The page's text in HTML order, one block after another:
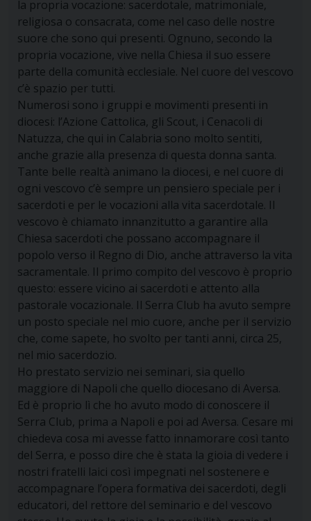
la propria vocazione: sacerdotale, matrimoniale,
religiosa o consacrata, come nel caso delle nostre
suore che sono qui presenti. Ognuno, secondo la
propria vocazione, vive nella Chiesa il suo essere
parte della comunità ecclesiale. Nel cuore del vescovo
c’è spazio per tutti.
Numerosi sono i gruppi e movimenti presenti in
diocesi: l’Azione Cattolica, gli Scout, i Cenacoli di
Natuzza, che qui in Calabria sono molto sentiti,
anche grazie alla presenza di questa donna santa.
Tante belle realtà animano la diocesi, e nel cuore di
ogni vescovo c’è sempre un pensiero speciale per i
sacerdoti e per le vocazioni alla vita sacerdotale. Il
vescovo è chiamato innanzitutto a garantire alla
Chiesa sacerdoti che possano accompagnare il
popolo verso il Regno di Dio, anche attraverso la vita
sacramentale. Il primo compito del vescovo è proprio
questo: essere vicino ai sacerdoti e attento alla
pastorale vocazionale. Il Serra Club ha avuto sempre
un posto speciale nel mio cuore, anche per il servizio
che, come sapete, ho svolto per tanti anni, circa 25,
nel mio sacerdozio.
Ho prestato servizio nei seminari, sia quello
maggiore di Napoli che quello diocesano di Aversa.
Ed è proprio lì che ho avuto modo di conoscere il
Serra Club, prima a Napoli e poi ad Aversa. Cesare mi
chiedeva cosa mi avesse fatto innamorare così tanto
del Serra, e posso dire che è stata la gioia di vedere i
nostri fratelli laici così impegnati nel sostenere e
accompagnare l’opera formativa dei sacerdoti, degli
educatori, del rettore del seminario e del vescovo